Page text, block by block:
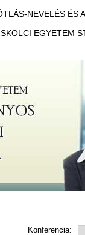
NEVELÉS ÉS
EGYETEM
Konferencia: